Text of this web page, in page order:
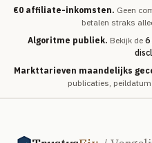
€0 affiliate-inkomsten. Geen
betalen straks
Algoritme publiek. Bekijk de 6
Markttarieven maandelijks
publicaties,